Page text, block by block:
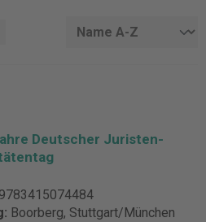
Deutscher Juristen-
9783415074484
Boorberg, Stuttgart/München